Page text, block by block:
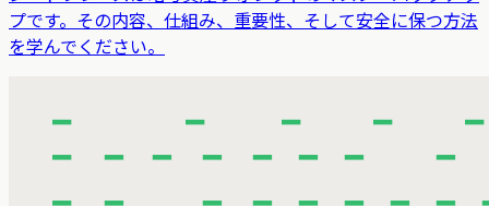
プです。その内容、仕組み、重要性、そして安全に保つ方法
を学んでください。